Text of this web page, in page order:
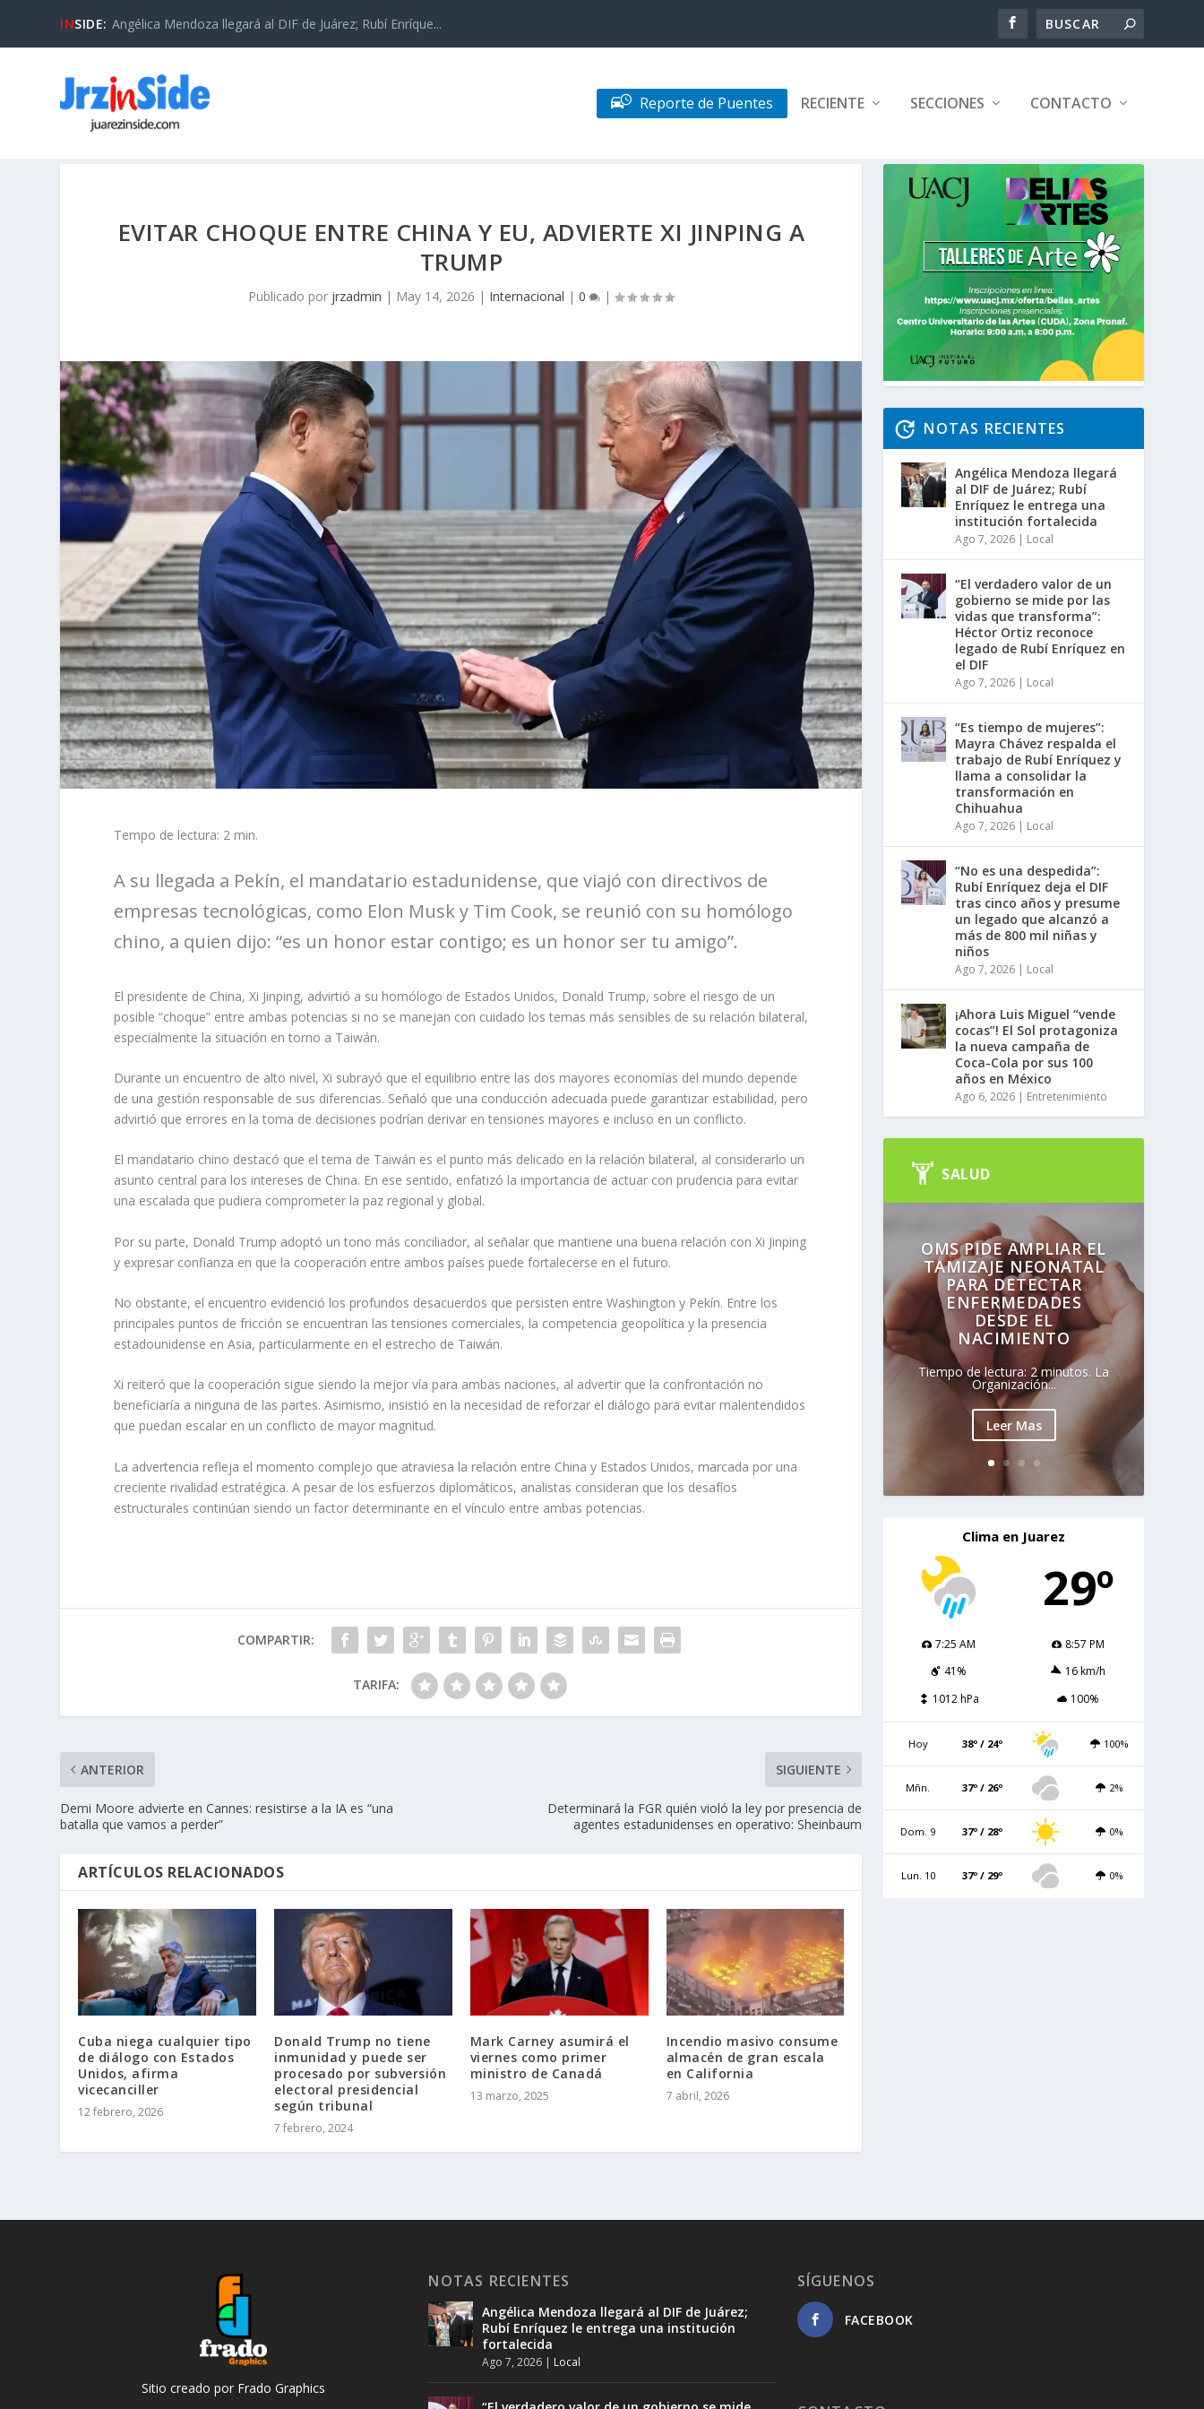
INSIDE: Angélica Mendoza llegará al DIF de Juárez; Rubí Enríque...
Reporte de Puentes RECIENTE SECCIONES CONTACTO
EVITAR CHOQUE ENTRE CHINA Y EU, ADVIERTE XI JINPING A
TRUMP
Publicado por jrzadmin | May 14, 2026 | Internacional |0 |
Tempo de lectura: 2 min.
A su llegada a Pekín, el mandatario estadunidense, que viajó con directivos de
empresas tecnológicas, como Elon Musk y Tim Cook, se reunió con su homólogo
chino, a quien dijo: “es un honor estar contigo; es un honor ser tu amigo”.
El presidente de China, Xi Jinping, advirtió a su homólogo de Estados Unidos, Donald Trump, sobre el riesgo de un
posible “choque” entre ambas potencias si no se manejan con cuidado los temas más sensibles de su relación bilateral,
especialmente la situación en torno a Taiwán.
Durante un encuentro de alto nivel, Xi subrayó que el equilibrio entre las dos mayores economías del mundo depende
de una gestión responsable de sus diferencias. Señaló que una conducción adecuada puede garantizar estabilidad, pero
advirtió que errores en la toma de decisiones podrían derivar en tensiones mayores e incluso en un conflicto.
El mandatario chino destacó que el tema de Taiwán es el punto más delicado en la relación bilateral, al considerarlo un
asunto central para los intereses de China. En ese sentido, enfatizó la importancia de actuar con prudencia para evitar
una escalada que pudiera comprometer la paz regional y global.
Por su parte, Donald Trump adoptó un tono más conciliador, al señalar que mantiene una buena relación con Xi Jinping
y expresar confianza en que la cooperación entre ambos países puede fortalecerse en el futuro.
No obstante, el encuentro evidenció los profundos desacuerdos que persisten entre Washington y Pekín. Entre los
principales puntos de fricción se encuentran las tensiones comerciales, la competencia geopolítica y la presencia
estadounidense en Asia, particularmente en el estrecho de Taiwán.
Xi reiteró que la cooperación sigue siendo la mejor vía para ambas naciones, al advertir que la confrontación no
beneficiaría a ninguna de las partes. Asimismo, insistió en la necesidad de reforzar el diálogo para evitar malentendidos
que puedan escalar en un conflicto de mayor magnitud.
La advertencia refleja el momento complejo que atraviesa la relación entre China y Estados Unidos, marcada por una
creciente rivalidad estratégica. A pesar de los esfuerzos diplomáticos, analistas consideran que los desafíos
estructurales continúan siendo un factor determinante en el vínculo entre ambas potencias.
COMPARTIR:
TARIFA:
ANTERIOR
Demi Moore advierte en Cannes: resistirse a la IA es “una
batalla que vamos a perder”
SIGUIENTE
Determinará la FGR quién violó la ley por presencia de
agentes estadunidenses en operativo: Sheinbaum
ARTÍCULOS RELACIONADOS
Cuba niega cualquier tipo
de diálogo con Estados
Unidos, afirma
vicecanciller
12 febrero, 2026
Donald Trump no tiene
inmunidad y puede ser
procesado por subversión
electoral presidencial
según tribunal
7 febrero, 2024
Mark Carney asumirá el
viernes como primer
ministro de Canadá
13 marzo, 2025
Incendio masivo consume
almacén de gran escala
en California
7 abril, 2026
NOTAS RECIENTES
Angélica Mendoza llegará
al DIF de Juárez; Rubí
Enríquez le entrega una
institución fortalecida
Ago 7, 2026 | Local
“El verdadero valor de un
gobierno se mide por las
vidas que transforma”:
Héctor Ortiz reconoce
legado de Rubí Enríquez en
el DIF
Ago 7, 2026 | Local
“Es tiempo de mujeres”:
Mayra Chávez respalda el
trabajo de Rubí Enríquez y
llama a consolidar la
transformación en
Chihuahua
Ago 7, 2026 | Local
“No es una despedida”:
Rubí Enríquez deja el DIF
tras cinco años y presume
un legado que alcanzó a
más de 800 mil niñas y
niños
Ago 7, 2026 | Local
¡Ahora Luis Miguel “vende
cocas”! El Sol protagoniza
la nueva campaña de
Coca-Cola por sus 100
años en México
Ago 6, 2026 | Entretenimiento
SALUD
OMS PIDE AMPLIAR EL
TAMIZAJE NEONATAL
PARA DETECTAR
ENFERMEDADES
DESDE EL
NACIMIENTO
Tiempo de lectura: 2 minutos. La
Organización...
Leer Mas
Clima en Juarez
29º
7:25 AM
8:57 PM
41%
16 km/h
1012 hPa
100%
Hoy 38º / 24º 100%
Mñn. 37º / 26º 2%
Dom. 9 37º / 28º 0%
Lun. 10 37º / 29º 0%
Sitio creado por Frado Graphics
NOTAS RECIENTES
Angélica Mendoza llegará al DIF de Juárez;
Rubí Enríquez le entrega una institución
fortalecida
Ago 7, 2026 | Local
SÍGUENOS
FACEBOOK